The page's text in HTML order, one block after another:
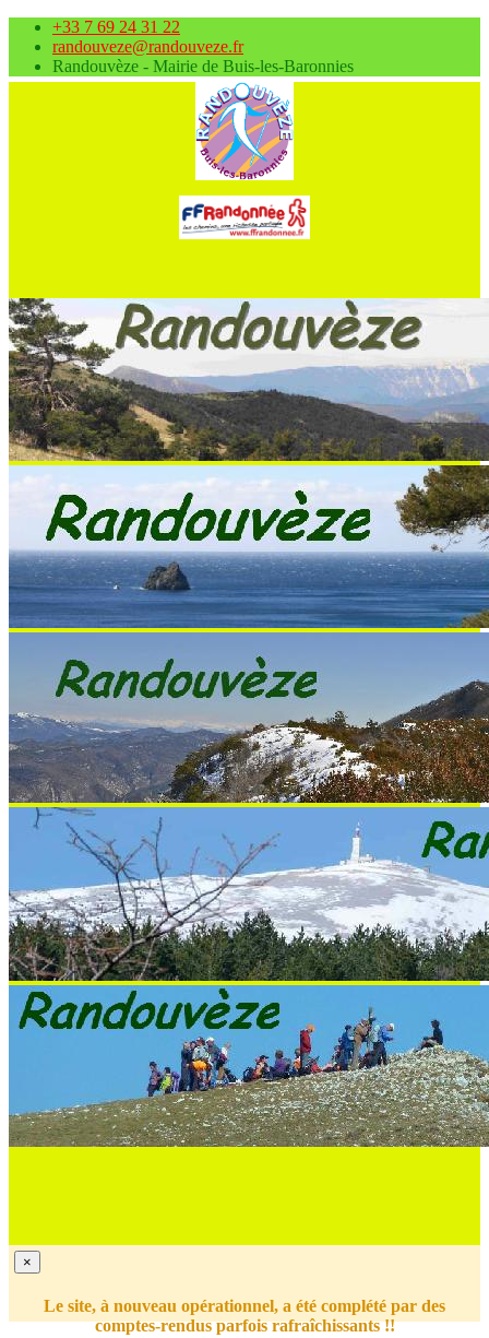
+33 7 69 24 31 22
randouveze@randouveze.fr
Randouvèze - Mairie de Buis-les-Baronnies
×
Le site, à nouveau opérationnel, a été complété par des
comptes-rendus parfois rafraîchissants !!